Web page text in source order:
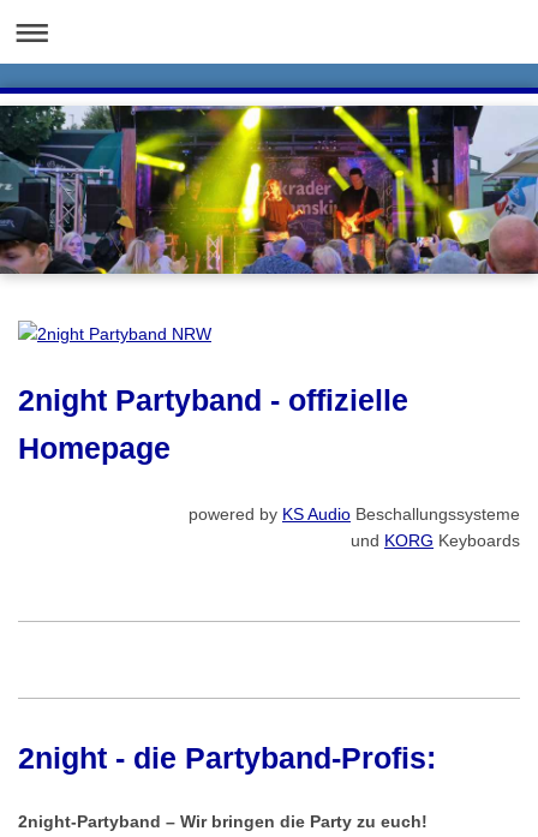
2night Partyband - offizielle
Homepage
powered by KS Audio Beschallungssysteme
und KORG Keyboards
2night - die Partyband-Profis:
2night-Partyband – Wir bringen die Party zu euch!